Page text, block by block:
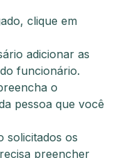
clique em
adicionar as
funcionário.
o
pessoa que você
solicitados os
preencher